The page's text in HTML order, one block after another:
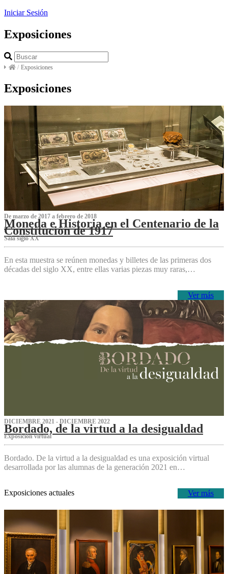
Iniciar Sesión
Exposiciones
/ Exposiciones
Exposiciones
De marzo de 2017 a febrero de 2018
Moneda e Historia en el Centenario de la
Constitución de 1917
Sala siglo XX
En esta muestra se reúnen monedas y billetes de las primeras dos
décadas del siglo XX, entre ellas varias piezas muy raras,…
Ver más
DICIEMBRE 2021 - DICIEMBRE 2022
Bordado, de la virtud a la desigualdad
Exposición virtual‌
Bordado. De la virtud a la desigualdad es una exposición virtual
desarrollada por las alumnas de la generación 2021 en…
Ver más
Exposiciones actuales